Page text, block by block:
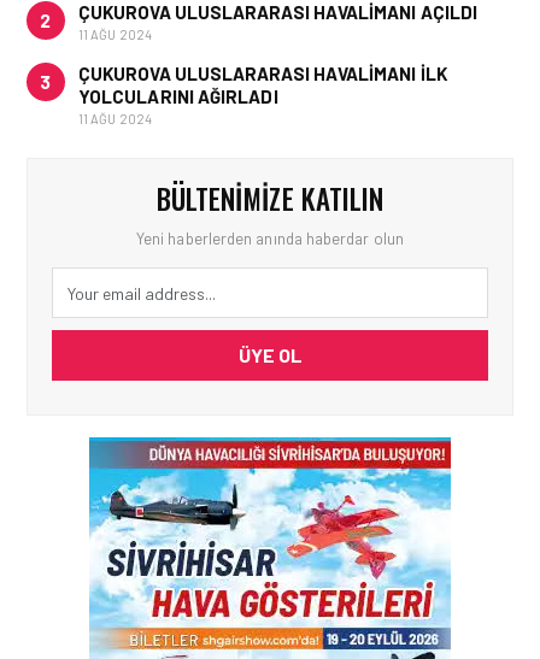
2 ÇUKUROVA ULUSLARARASI HAVALIMANI AÇILDI
11 AĞU 2024
3
ÇUKUROVA ULUSLARARASI HAVALIMANI İLK
YOLCULARINI AĞIRLADI
11 AĞU 2024
BÜLTENIMIZE KATILIN
Yeni haberlerden anında haberdar olun
ÜYE OL